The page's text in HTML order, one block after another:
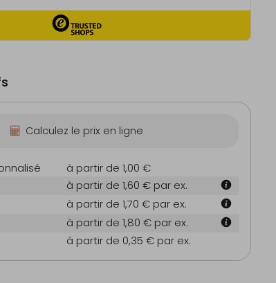
Calculez le prix en ligne
à partir de 1,00 €
à partir de 1,60 € par ex.
à partir de 1,70 € par ex.
à partir de 1,80 € par ex.
à partir de 0,35 € par ex.